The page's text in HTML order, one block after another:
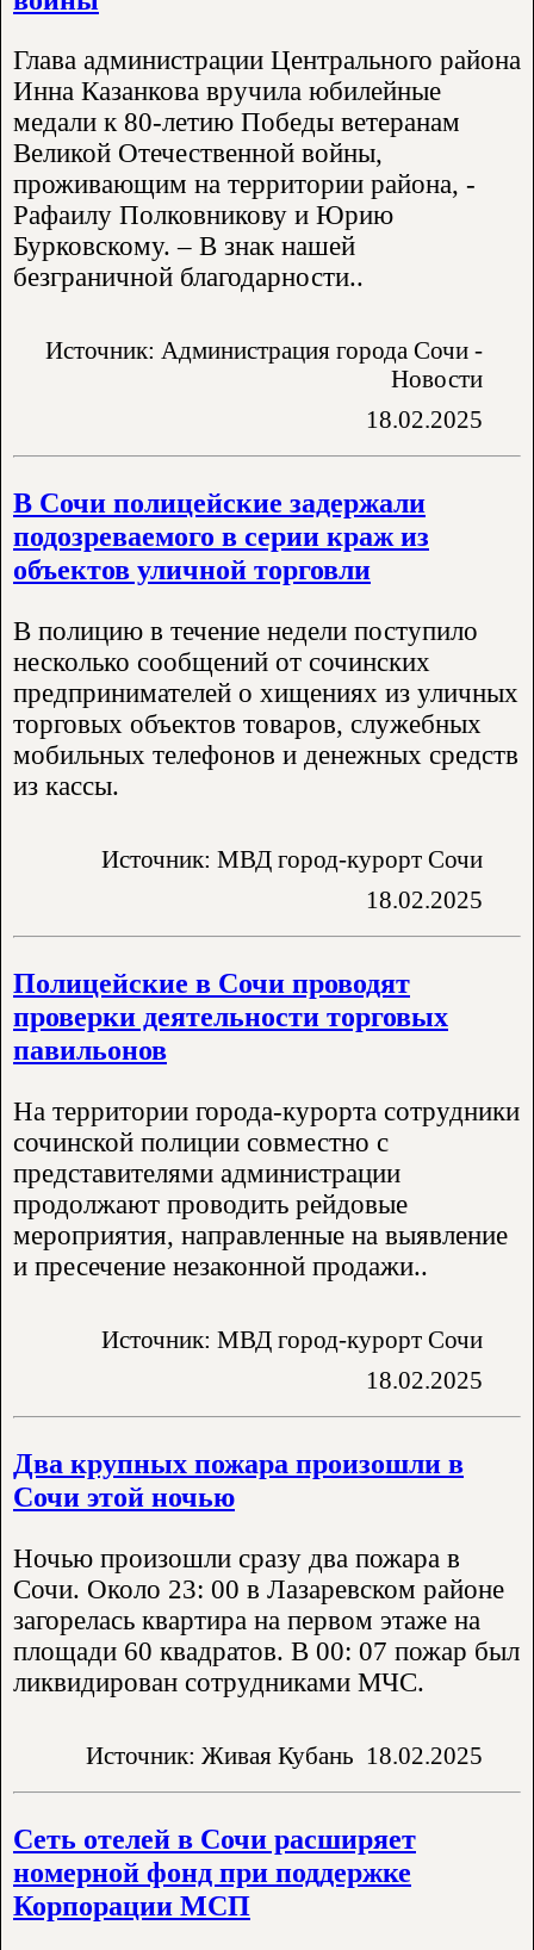
Глава администрации Центрального района
Инна Казанкова вручила юбилейные
медали к 80-летию Победы ветеранам
Великой Отечественной войны,
проживающим на территории района, -
Рафаилу Полковникову и Юрию
Бурковскому. – В знак нашей
безграничной благодарности..
Источник: Администрация города Сочи -
Новости
18.02.2025
В Сочи полицейские задержали
подозреваемого в серии краж из
объектов уличной торговли
В полицию в течение недели поступило
несколько сообщений от сочинских
предпринимателей о хищениях из уличных
торговых объектов товаров, служебных
мобильных телефонов и денежных средств
из кассы.
Источник: МВД город-курорт Сочи
18.02.2025
Полицейские в Сочи проводят
проверки деятельности торговых
павильонов
На территории города-курорта сотрудники
сочинской полиции совместно с
представителями администрации
продолжают проводить рейдовые
мероприятия, направленные на выявление
и пресечение незаконной продажи..
Источник: МВД город-курорт Сочи
18.02.2025
Два крупных пожара произошли в
Сочи этой ночью
Ночью произошли сразу два пожара в
Сочи. Около 23: 00 в Лазаревском районе
загорелась квартира на первом этаже на
площади 60 квадратов. В 00: 07 пожар был
ликвидирован сотрудниками МЧС.
Источник: Живая Кубань 18.02.2025
Сеть отелей в Сочи расширяет
номерной фонд при поддержке
Корпорации МСП